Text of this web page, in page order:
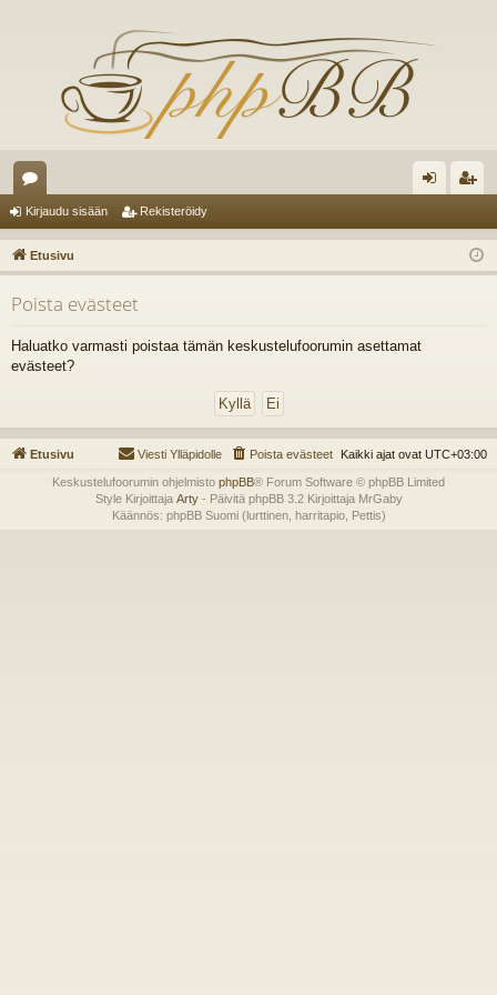
es
ku
st
el
ua
t
au
du
ist
er
Kirjaudu sisään Rekisteröidy
Etusivu
Poista evästeet
Haluatko varmasti poistaa tämän keskustelufoorumin asettamat
evästeet?
Etusivu Kaikki ajat ovat UTC+03:00
Poista evästeet
Viesti Ylläpidolle
Keskustelufoorumin ohjelmisto phpBB® Forum Software © phpBB Limited
Style Kirjoittaja Arty- Päivitä phpBB 3.2 Kirjoittaja MrGaby
Käännös: phpBB Suomi (lurttinen, harritapio, Pettis)